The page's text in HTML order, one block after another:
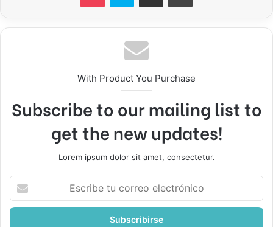
With Product You Purchase
Subscribe to our mailing list to
get the new updates!
Lorem ipsum dolor sit amet, consectetur.
correo